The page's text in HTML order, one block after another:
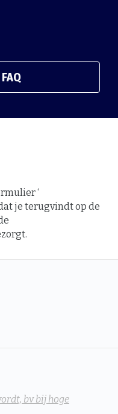
‘
dat je terugvindt op de
bv bij hoge